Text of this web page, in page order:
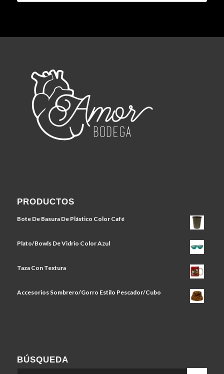
PRODUCTOS
Bote De Basura De Plástico Color Café
Plato/Bowls De Vidrio Color Azul
Taza Con Textura
Accesorios Sombrero/Gorro Estilo Pescador/Cubo
BÚSQUEDA